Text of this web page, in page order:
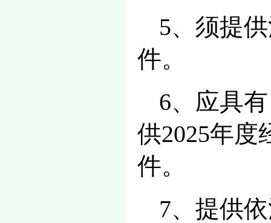
5、须提
件。
6、应具
供2025年度
件。
7、提供